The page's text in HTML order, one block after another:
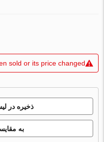
sold or its price changed
ذخیره در
به